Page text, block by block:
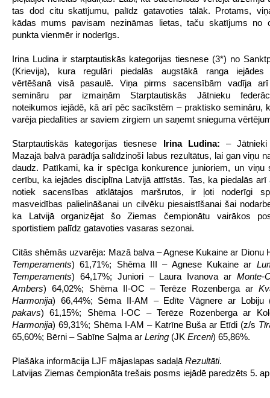
tas dod citu skatījumu, palīdz gatavoties tālāk. Protams,
kādas mums pavisam nezināmas lietas, taču skatījums no
punkta vienmēr ir noderīgs.
Irina Ludina ir starptautiskās kategorijas tiesnese (3*) no
(Krievija), kura regulāri piedalās augstākā ranga iejādes
vērtēšanā visā pasaulē. Viņa pirms sacensībām vadīja arī
semināru par izmaiņām Starptautiskās Jātnieku
noteikumos iejādē, kā arī pēc sacīkstēm – praktisko semināru,
varēja piedalīties ar saviem zirgiem un saņemt snieguma
Starptautiskās kategorijas tiesnese Irina Ludina: –
Mazajā balvā parādīja salīdzinoši labus rezultātus, lai gan viņu
daudz. Patīkami, ka ir spēcīga konkurence junioriem, un viņu
cerību, ka iejādes disciplīna Latvijā attīstās. Tas, ka piedalās arī
notiek sacensības atklātajos maršrutos, ir ļoti noderīgi
masveidības palielināšanai un cilvēku piesaistīšanai šai
ka Latvijā organizējat šo Ziemas čempionātu vairākos
sportistiem palīdz gatavoties vasaras sezonai.
Citās shēmās uzvarēja: Mazā balva – Agnese Kukaine ar Dionu
Temperaments) 61,71%; Shēma III – Agnese Kukaine ar
Temperaments) 64,17%; Juniori – Laura Ivanova ar Monte-
Ambers) 64,02%; Shēma II-OC – Terēze Rozenberga ar
Harmonija) 66,44%; Sēma II-AM – Edīte Vāgnere ar
pakavs) 61,15%; Shēma I-OC – Terēze Rozenberga ar
Harmonija) 69,31%; Shēma I-AM – Katrīne Buša ar Etīdi (z/s
65,60%; Bērni – Sabīne Saļma ar Lering (JK Erceni) 65,86%.
Plašāka informācija LJF mājaslapas sadaļā Rezultāti.
Latvijas Ziemas čempionāta trešais posms iejādē paredzēts 5.